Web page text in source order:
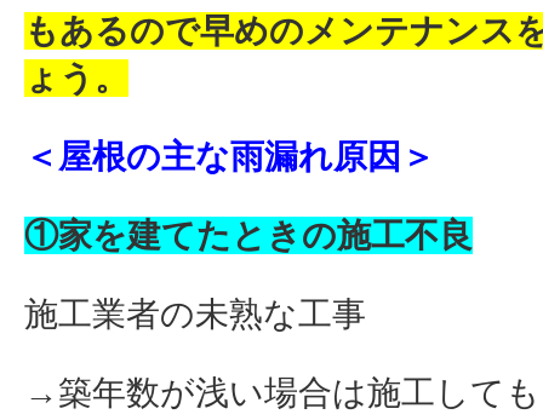
もあるので早めのメンテナンス
ょう。
＜屋根の主な雨漏れ原因＞
①家を建てたときの施工不良
施工業者の未熟な工事
→築年数が浅い場合は施工して